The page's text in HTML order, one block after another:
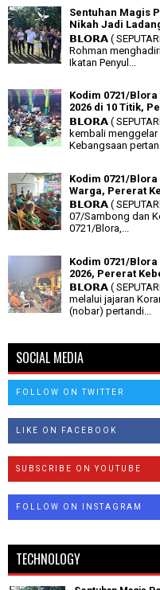
Sentuhan Magis
Nikah Jadi
𝗕𝗟𝗢𝗥𝗔 (
Rohman
Ikatan Penyul...
Kodim 0721/
2026 di 10 Titik,
𝗕𝗟𝗢𝗥𝗔 (
kembali
Kebangsaan
Kodim 0721/
Warga, Pererat
𝗕𝗟𝗢𝗥𝗔 (
07/Sambong dan
0721/Blora,...
Kodim 0721/
2026, Pererat
𝗕𝗟𝗢𝗥𝗔 (
melalui jajaran
(nobar) pertandi...
SOCIAL MEDIA
FOLLOW ON TWITTER
LIKE ON FACEBOOK
SUBSCRIBE ON YOUTUBE
FOLLOW ON INSTAGRAM
TECHNOLOGY